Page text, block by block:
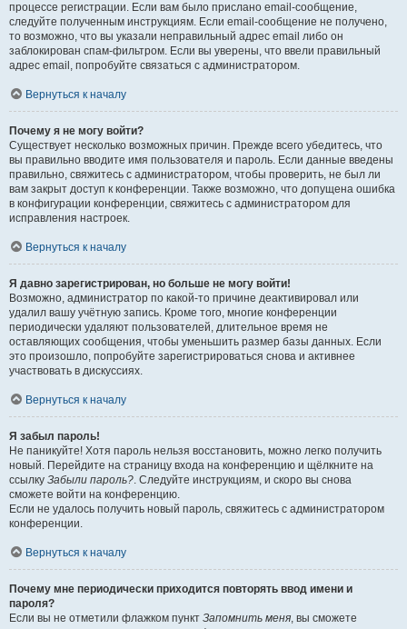
процессе регистрации. Если вам было прислано email-сообщение,
следуйте полученным инструкциям. Если email-сообщение не получено,
то возможно, что вы указали неправильный адрес email либо он
заблокирован спам-фильтром. Если вы уверены, что ввели правильный
адрес email, попробуйте связаться с администратором.
Вернуться к началу
Почему я не могу войти?
Существует несколько возможных причин. Прежде всего убедитесь, что
вы правильно вводите имя пользователя и пароль. Если данные введены
правильно, свяжитесь с администратором, чтобы проверить, не был ли
вам закрыт доступ к конференции. Также возможно, что допущена ошибка
в конфигурации конференции, свяжитесь с администратором для
исправления настроек.
Вернуться к началу
Я давно зарегистрирован, но больше не могу войти!
Возможно, администратор по какой-то причине деактивировал или
удалил вашу учётную запись. Кроме того, многие конференции
периодически удаляют пользователей, длительное время не
оставляющих сообщения, чтобы уменьшить размер базы данных. Если
это произошло, попробуйте зарегистрироваться снова и активнее
участвовать в дискуссиях.
Вернуться к началу
Я забыл пароль!
Не паникуйте! Хотя пароль нельзя восстановить, можно легко получить
новый. Перейдите на страницу входа на конференцию и щёлкните на
ссылку Забыли пароль?. Следуйте инструкциям, и скоро вы снова
сможете войти на конференцию.
Если не удалось получить новый пароль, свяжитесь с администратором
конференции.
Вернуться к началу
Почему мне периодически приходится повторять ввод имени и
пароля?
Если вы не отметили флажком пункт Запомнить меня, вы сможете